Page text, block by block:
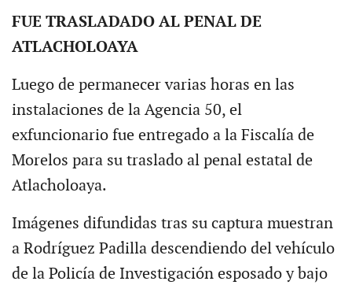
FUE TRASLADADO AL PENAL DE
ATLACHOLOAYA
Luego de permanecer varias horas en las
instalaciones de la Agencia 50, el
exfuncionario fue entregado a la Fiscalía de
Morelos para su traslado al penal estatal de
Atlacholoaya.
Imágenes difundidas tras su captura muestran
a Rodríguez Padilla descendiendo del vehículo
de la Policía de Investigación esposado y bajo